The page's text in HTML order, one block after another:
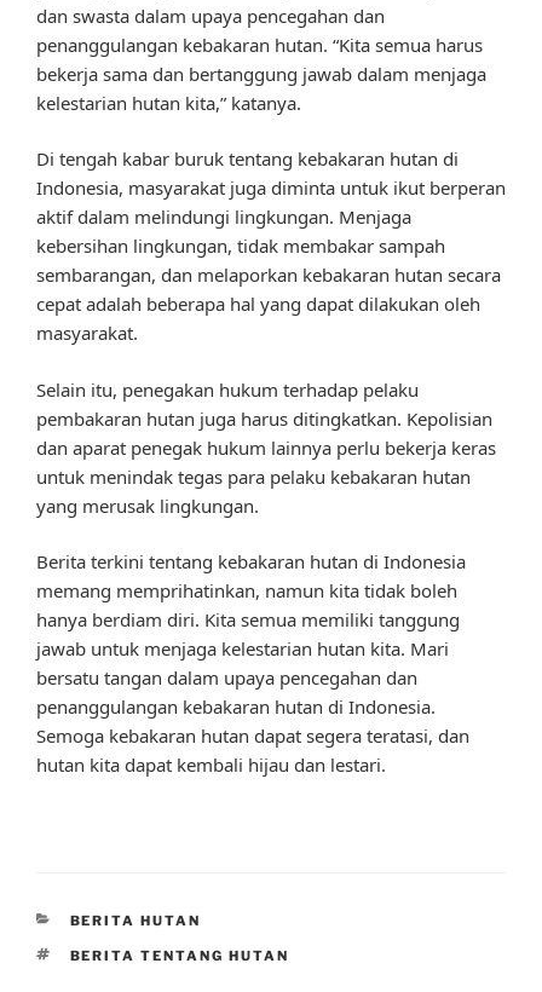
dan swasta dalam upaya pencegahan dan
penanggulangan kebakaran hutan. “Kita semua harus
bekerja sama dan bertanggung jawab dalam menjaga
kelestarian hutan kita,” katanya.
Di tengah kabar buruk tentang kebakaran hutan di
Indonesia, masyarakat juga diminta untuk ikut berperan
aktif dalam melindungi lingkungan. Menjaga
kebersihan lingkungan, tidak membakar sampah
sembarangan, dan melaporkan kebakaran hutan secara
cepat adalah beberapa hal yang dapat dilakukan oleh
masyarakat.
Selain itu, penegakan hukum terhadap pelaku
pembakaran hutan juga harus ditingkatkan. Kepolisian
dan aparat penegak hukum lainnya perlu bekerja keras
untuk menindak tegas para pelaku kebakaran hutan
yang merusak lingkungan.
Berita terkini tentang kebakaran hutan di Indonesia
memang memprihatinkan, namun kita tidak boleh
hanya berdiam diri. Kita semua memiliki tanggung
jawab untuk menjaga kelestarian hutan kita. Mari
bersatu tangan dalam upaya pencegahan dan
penanggulangan kebakaran hutan di Indonesia.
Semoga kebakaran hutan dapat segera teratasi, dan
hutan kita dapat kembali hijau dan lestari.
CATEGORIES
BERITA HUTAN
TAGS
BERITA TENTANG HUTAN